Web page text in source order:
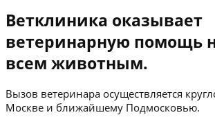
Ветклиника оказывает
ветеринарную помощь
всем животным.
Вызов ветеринара осуществляется
Москве и ближайшему Подмосковью.